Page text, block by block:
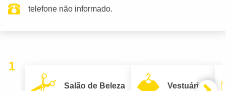
telefone não informado.
1
Salão de Beleza Vestuário